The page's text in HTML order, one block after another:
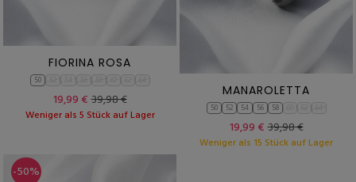
FIORINA ROSA
50
19,99 €39,98 €
Weniger als 5 Stück auf Lager
MANAROLETTA
50 52 54 56 58
19,99 €39,98 €
Weniger als 15 Stück auf Lager
-50%